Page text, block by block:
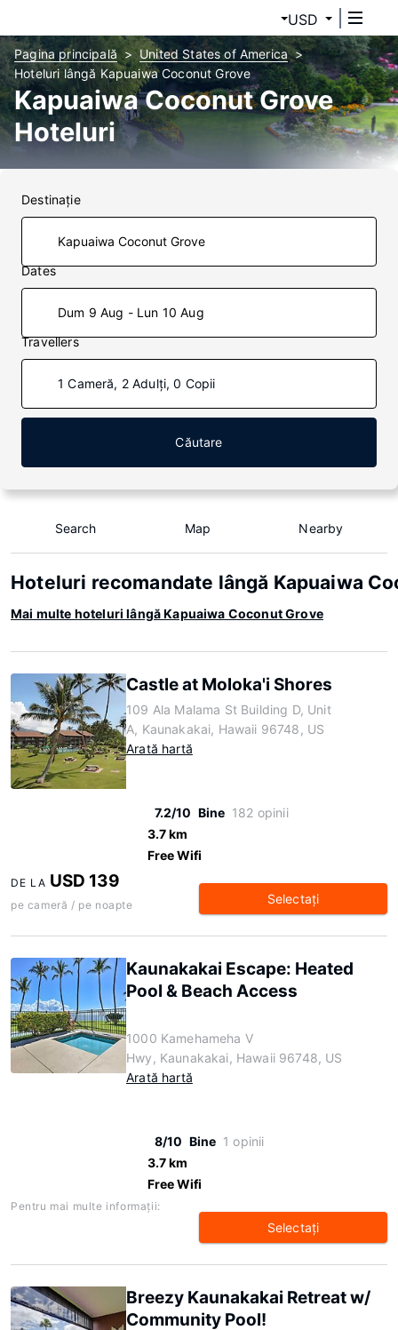
USD
Pagina principală
United States of America
Hoteluri lângă Kapuaiwa Coconut Grove
Kapuaiwa Coconut Grove
Hoteluri
Destinaţie
Dates
Dum 9 Aug - Lun 10 Aug
Travellers
1 Cameră, 2 Adulți, 0 Copii
Căutare
Search Map Nearby
Hoteluri recomandate lângă Kapuaiwa
Mai multe hoteluri lângă Kapuaiwa Coconut Grove
Castle at Moloka'i Shores
109 Ala Malama St Building D, Unit
A, Kaunakakai, Hawaii 96748, US
Arată hartă
7.2/10 Bine 182 opinii
3.7 km
Free Wifi
DE LA USD 139
pe cameră / pe noapte Selectaţi
Kaunakakai Escape: Heated
Pool & Beach Access
1000 Kamehameha V
Hwy, Kaunakakai, Hawaii 96748, US
Arată hartă
8/10 Bine 1 opinii
3.7 km
Free Wifi
Pentru mai multe informaţii:
Selectaţi
Breezy Kaunakakai Retreat w/
Community Pool!